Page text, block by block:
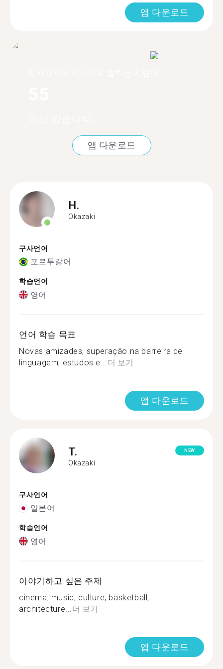
앱 다운로드
앱 다운로드
H.
Okazaki
구사언어
포르투갈어
학습언어
영어
언어 학습 목표
Novas amizades, superação na barreira de
linguagem, estudos e... 더 보기
앱 다운로드
T.
Okazaki
NEW
구사언어
일본어
학습언어
영어
이야기하고 싶은 주제
cinema, music, culture, basketball,
architecture... 더 보기
앱 다운로드